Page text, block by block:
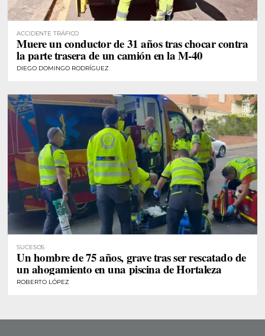
ACCIDENTE TRÁFICO
Muere un conductor de 31 años tras chocar contra
la parte trasera de un camión en la M-40
DIEGO DOMINGO RODRÍGUEZ
SUCESOS
Un hombre de 75 años, grave tras ser rescatado de
un ahogamiento en una piscina de Hortaleza
ROBERTO LÓPEZ